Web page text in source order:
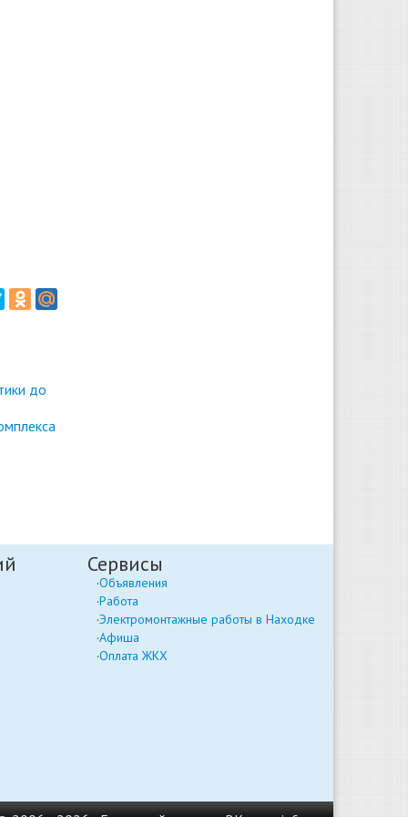
до
Сервисы
Объявления
Работа
Электромонтажные работы в Находке
Афиша
Оплата ЖКХ